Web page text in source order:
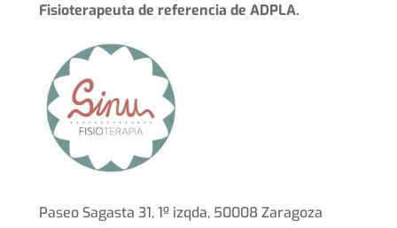
Fisioterapeuta de referencia de ADPLA.
Paseo Sagasta 31, 1º izqda, 50008 Zaragoza